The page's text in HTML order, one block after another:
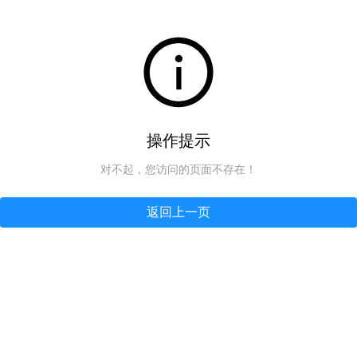
操作提示
对不起，您访问的页面不存在！
返回上一页